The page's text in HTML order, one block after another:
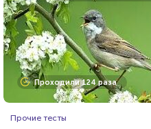
Проходили 124 раза
Прочие тесты